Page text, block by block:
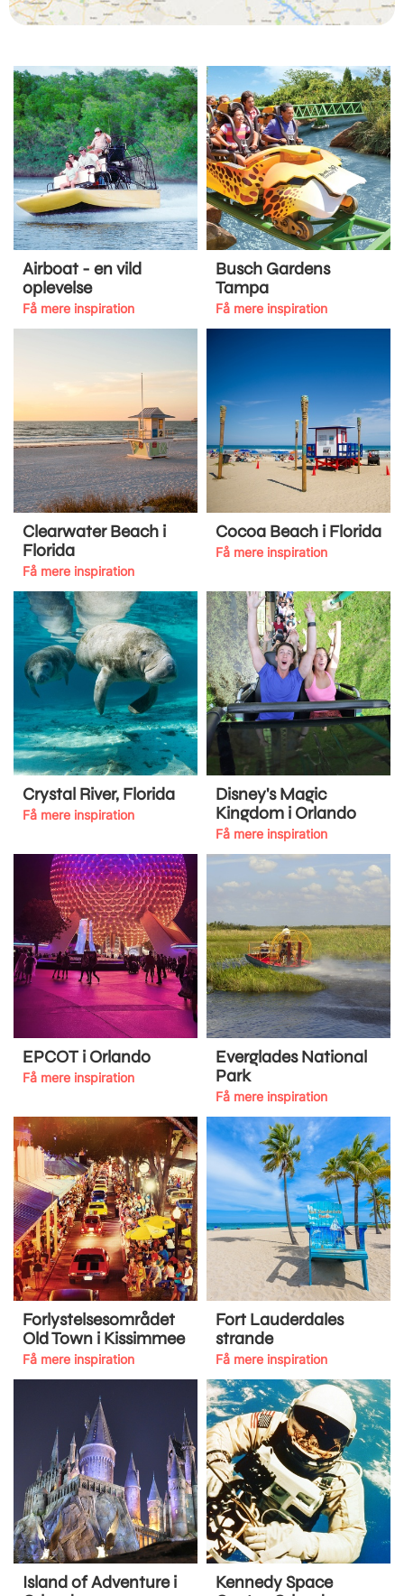
Airboat - en vild
oplevelse
Få mere inspiration
Busch Gardens
Tampa
Få mere inspiration
Clearwater Beach i
Florida
Få mere inspiration
Cocoa Beach i Florida
Få mere inspiration
Crystal River, Florida
Få mere inspiration
Disney's Magic
Kingdom i Orlando
Få mere inspiration
EPCOT i Orlando
Få mere inspiration
Everglades National
Park
Få mere inspiration
Forlystelsesområdet
Old Town i Kissimmee
Få mere inspiration
Fort Lauderdales
strande
Få mere inspiration
Island of Adventure i
Kennedy Space